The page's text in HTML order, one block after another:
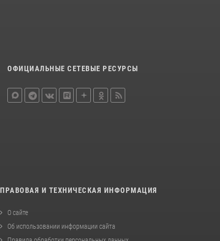
ОФИЦИАЛЬНЫЕ СЕТЕВЫЕ РЕСУРСЫ
ПРАВОВАЯ И ТЕХНИЧЕСКАЯ ИНФОРМАЦИЯ
О сайте
Об использовании информации сайта